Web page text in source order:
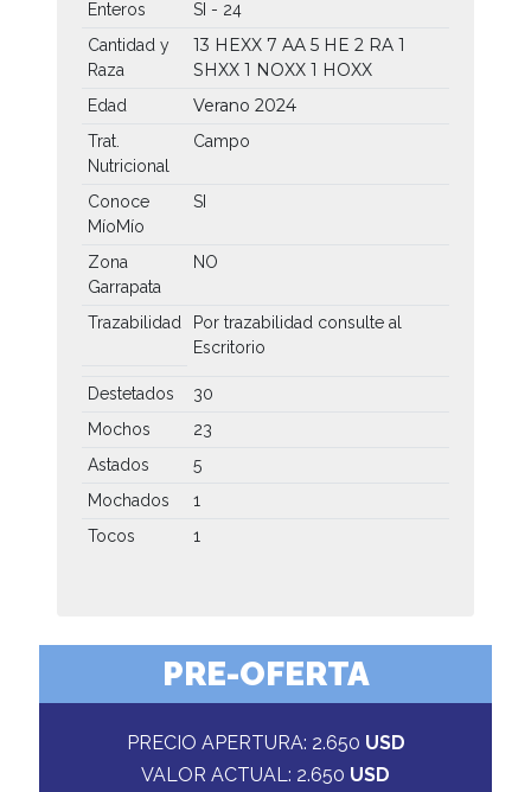
Enteros
SI - 24
Cantidad y
Raza
13 HEXX 7 AA 5 HE 2 RA 1
SHXX 1 NOXX 1 HOXX
Edad Verano 2024
Trat.
Nutricional
Campo
Conoce
MíoMío
SI
Zona
Garrapata
NO
Trazabilidad
Por trazabilidad consulte al
Escritorio
Destetados
30
Mochos
23
Astados
5
Mochados
1
Tocos
1
PRE-OFERTA
PRECIO APERTURA: 2.650 USD
VALOR ACTUAL: 2.650 USD